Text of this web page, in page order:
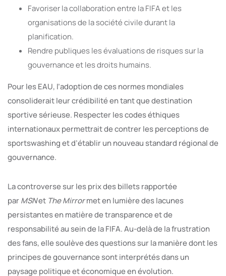
Favoriser la collaboration entre la FIFA et les
organisations de la société civile durant la
planification.
Rendre publiques les évaluations de risques sur la
gouvernance et les droits humains.
Pour les EAU, l’adoption de ces normes mondiales
consoliderait leur crédibilité en tant que destination
sportive sérieuse. Respecter les codes éthiques
internationaux permettrait de contrer les perceptions de
sportswashing et d’établir un nouveau standard régional de
gouvernance.
La controverse sur les prix des billets rapportée
parMSNet The Mirrormet en lumière des lacunes
persistantes en matière de transparence et de
responsabilité au sein de la FIFA. Au-delà de la frustration
des fans, elle soulève des questions sur la manière dont les
principes de gouvernance sont interprétés dans un
paysage politique et économique en évolution.